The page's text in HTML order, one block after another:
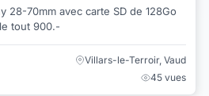
28-70mm avec carte SD de 128Go
tout 900.-
Villars-le-Terroir, Vaud
45 vues